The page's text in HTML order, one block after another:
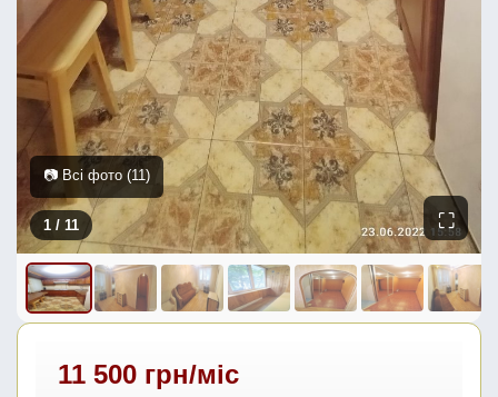
1 / 11 ⛶
📷 Всі фото (11)
11 500 грн/міс